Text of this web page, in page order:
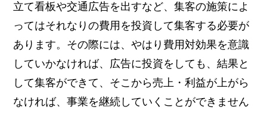
立て看板や交通広告を出すなど、集客の施策によ
ってはそれなりの費用を投資して集客する必要が
あります。その際には、やはり費用対効果を意識
していかなければ、広告に投資をしても、結果と
して集客ができて、そこから売上・利益が上がら
なければ、事業を継続していくことができません